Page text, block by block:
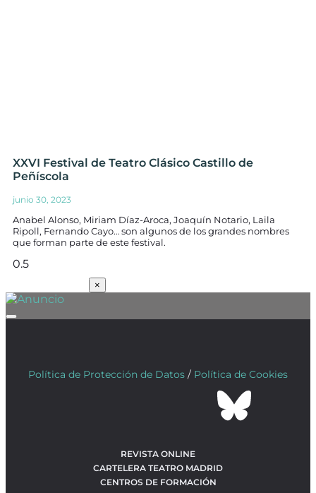
XXVI Festival de Teatro Clásico Castillo de
Peñíscola
junio 30, 2023
Anabel Alonso, Miriam Díaz-Aroca, Joaquín Notario, Laila
Ripoll, Fernando Cayo… son algunos de los grandes nombres
que forman parte de este festival.
×
Política de Protección de Datos / Política de Cookies
REVISTA ONLINE
CARTELERA TEATRO MADRID
CENTROS DE FORMACIÓN